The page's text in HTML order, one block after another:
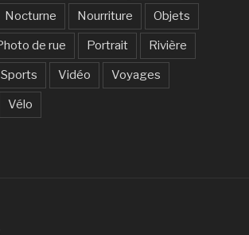
Nocturne Nourriture Objets
de rue Portrait Rivière
Sports Vidéo Voyages
Vélo